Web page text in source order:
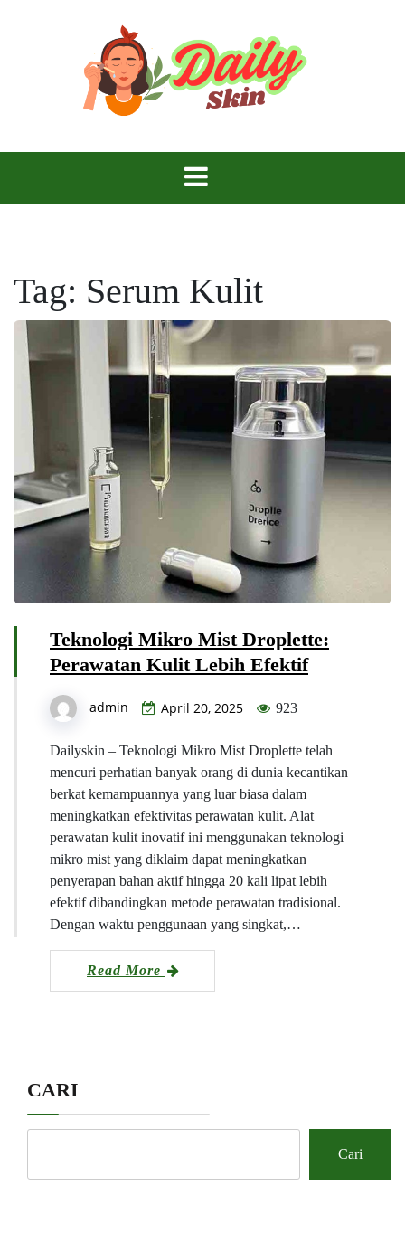
Daily Skin
Tag: Serum Kulit
Teknologi Mikro Mist Droplette:
Perawatan Kulit Lebih Efektif
admin April 20, 2025 923
Dailyskin – Teknologi Mikro Mist Droplette telah
mencuri perhatian banyak orang di dunia kecantikan
berkat kemampuannya yang luar biasa dalam
meningkatkan efektivitas perawatan kulit. Alat
perawatan kulit inovatif ini menggunakan teknologi
mikro mist yang diklaim dapat meningkatkan
penyerapan bahan aktif hingga 20 kali lipat lebih
efektif dibandingkan metode perawatan tradisional.
Dengan waktu penggunaan yang singkat,…
Read More
CARI
Cari